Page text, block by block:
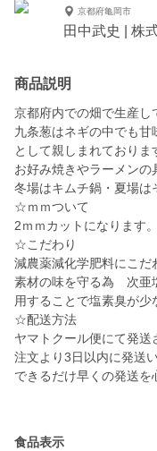
京都府亀岡市
田中武史 | 株
商品説明
京都府内での畑で生産し
九条葱はネギの中でも
として親しまれておりま
お好み焼きやラーメンの
冬場はキムチ鍋・夏場は
☆ｍｍついて
2ｍｍカットになります。
☆こだわり
減農薬減化学肥料にこだ
素材の味を守る為 次亜
用することで塩素臭が少
☆配送方法
ヤマトクール便にて発送
注文より3日以内に発送
できるだけ早くの発送を
食品表示